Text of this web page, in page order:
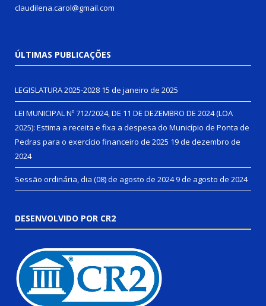
claudilena.carol@gmail.com
ÚLTIMAS PUBLICAÇÕES
LEGISLATURA 2025-2028 15 de janeiro de 2025
LEI MUNICIPAL Nº 712/2024, DE 11 DE DEZEMBRO DE 2024 (LOA
2025): Estima a receita e fixa a despesa do Município de Ponta de
Pedras para o exercício financeiro de 2025 19 de dezembro de
2024
Sessão ordinária, dia (08) de agosto de 20249 de agosto de 2024
DESENVOLVIDO POR CR2